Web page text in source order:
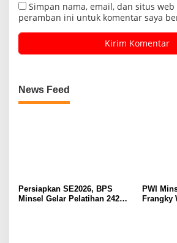
Simpan nama, email, dan situs web
peramban ini untuk komentar saya
News Feed
Persiapkan SE2026, BPS
Minsel Gelar Pelatihan 242
PWI
Frangky